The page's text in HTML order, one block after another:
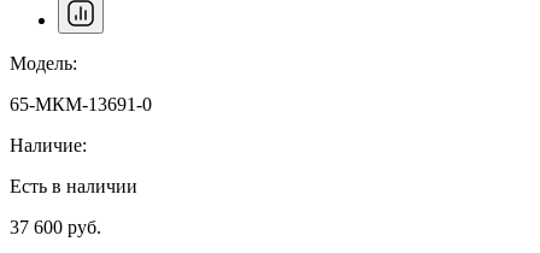
Модель:
65-МКМ-13691-0
Наличие:
Есть в наличии
37 600 руб.